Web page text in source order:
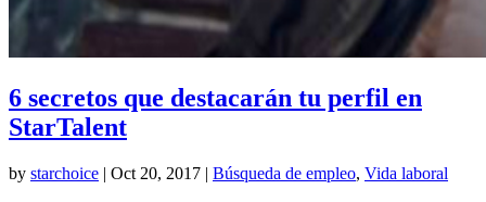
6 secretos que destacarán tu perfil en
StarTalent
by starchoice | Oct 20, 2017 | Búsqueda de empleo, Vida laboral